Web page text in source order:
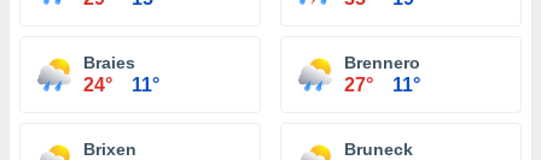
Braies
24° 11°
Brennero
27° 11°
Brixen Bruneck